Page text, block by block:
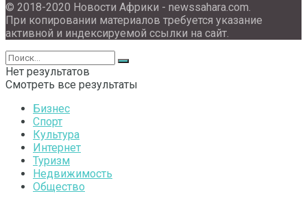
© 2018-2020 Новости Африки - newssahara.com.
При копировании материалов требуется указание
активной и индексируемой ссылки на сайт.
Нет результатов
Смотреть все результаты
Бизнес
Спорт
Культура
Интернет
Туризм
Недвижимость
Общество